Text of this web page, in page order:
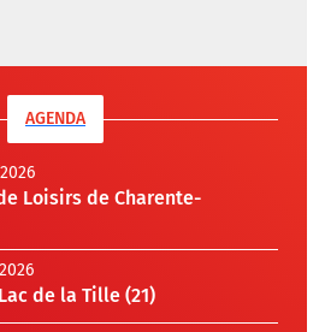
AGENDA
Loisirs de Charente-
de la Tille (21)